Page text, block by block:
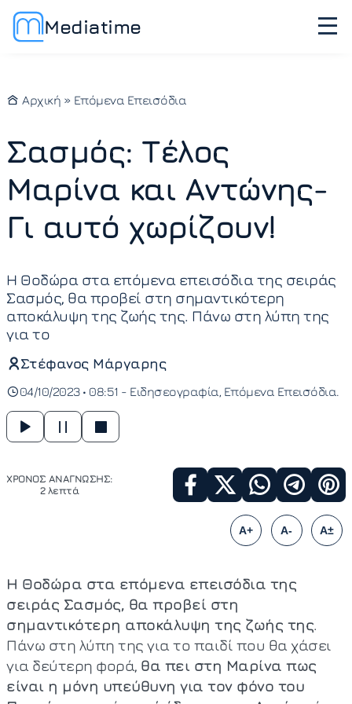
Mediatime
Αρχική » Επόμενα Επεισόδια
Σασμός: Τέλος
Μαρίνα και Αντώνης-
Γι αυτό χωρίζουν!
Η Θοδώρα στα επόμενα επεισόδια της σειράς
Σασμός, θα προβεί στη σημαντικότερη
αποκάλυψη της ζωής της. Πάνω στη λύπη της
για το
Στέφανος Μάργαρης
04/10/2023 • 08:51 - Ειδησεογραφία Επόμενα Επεισόδια
ΧΡΟΝΟΣ ΑΝΑΓΝΩΣΗΣ:
2 λεπτά
A+ A- A±
Η Θοδώρα στα επόμενα επεισόδια της
σειράς Σασμός, θα προβεί στη
σημαντικότερη αποκάλυψη της ζωής της.
Πάνω στη λύπη της για το παιδί που θα χάσει
για δεύτερη φορά, θα πει στη Μαρίνα πως
είναι η μόνη υπεύθυνη για τον φόνο του